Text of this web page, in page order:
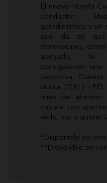
El nuevo Honda
conductor.
aerodinámico y sin
que da de qué
dimensiones
alargado, le
consiguiendo
deportiva.
diurna (DRL)
rines de
cajuela con
verlo, vas a querer
*Disponible en
**Disponible en